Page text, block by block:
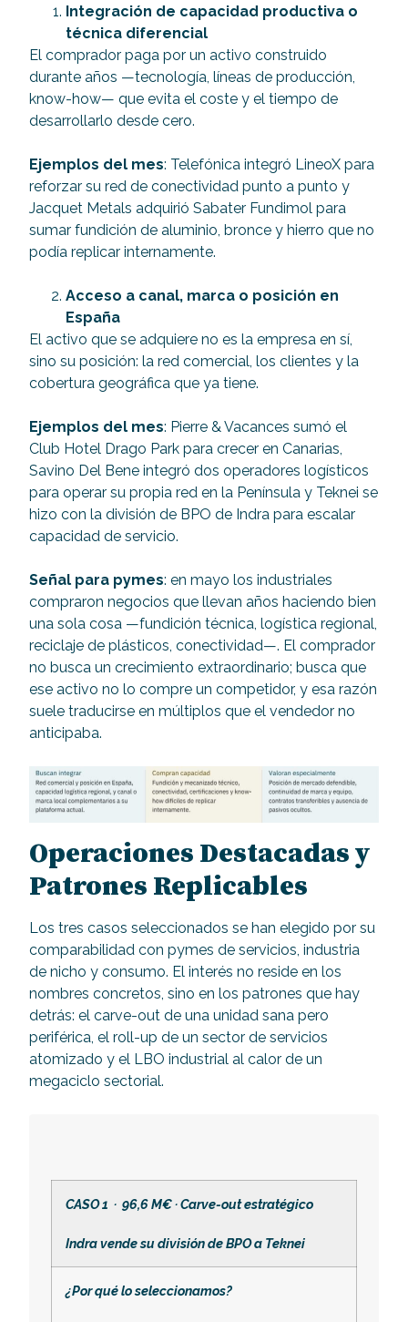
Integración de capacidad productiva o
técnica diferencial
El comprador paga por un activo construido
durante años —tecnología, líneas de producción,
know-how— que evita el coste y el tiempo de
desarrollarlo desde cero.
Ejemplos del mes: Telefónica integró LineoX para
reforzar su red de conectividad punto a punto y
Jacquet Metals adquirió Sabater Fundimol para
sumar fundición de aluminio, bronce y hierro que no
podía replicar internamente.
Acceso a canal, marca o posición en
España
El activo que se adquiere no es la empresa en sí,
sino su posición: la red comercial, los clientes y la
cobertura geográfica que ya tiene.
Ejemplos del mes: Pierre & Vacances sumó el
Club Hotel Drago Park para crecer en Canarias,
Savino Del Bene integró dos operadores logísticos
para operar su propia red en la Península y Teknei se
hizo con la división de BPO de Indra para escalar
capacidad de servicio.
Señal para pymes: en mayo los industriales
compraron negocios que llevan años haciendo bien
una sola cosa —fundición técnica, logística regional,
reciclaje de plásticos, conectividad—. El comprador
no busca un crecimiento extraordinario; busca que
ese activo no lo compre un competidor, y esa razón
suele traducirse en múltiplos que el vendedor no
anticipaba.
Operaciones Destacadas y
Patrones Replicables
Los tres casos seleccionados se han elegido por su
comparabilidad con pymes de servicios, industria
de nicho y consumo. El interés no reside en los
nombres concretos, sino en los patrones que hay
detrás: el carve-out de una unidad sana pero
periférica, el roll-up de un sector de servicios
atomizado y el LBO industrial al calor de un
megaciclo sectorial.
CASO 1 · 96,6 M€ · Carve-out estratégico
Indra vende su división de BPO a Teknei
¿Por qué lo seleccionamos?